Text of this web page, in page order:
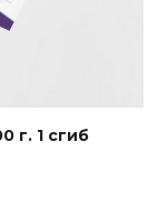
г. 1 сгиб